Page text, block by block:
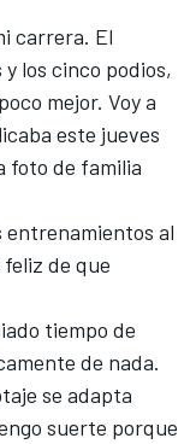
carrera. El
los cinco podios,
mejor. Voy a
este jueves
foto de familia
entrenamientos al
de que
tiempo de
de nada.
se adapta
suerte porque